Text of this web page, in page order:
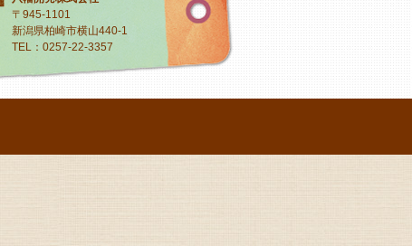
〒945-1101
新潟県柏崎市横山440-1
TEL：0257-22-3357